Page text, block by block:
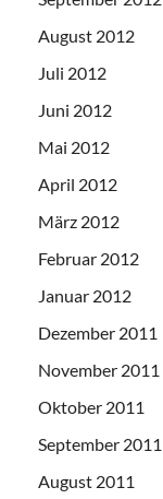
August 2012
Juli 2012
Juni 2012
Mai 2012
April 2012
März 2012
Februar 2012
Januar 2012
Dezember 2011
November 2011
Oktober 2011
September 2011
August 2011